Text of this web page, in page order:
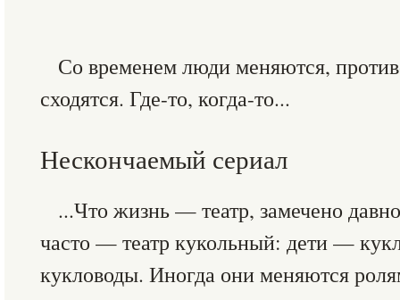
Со временем люди меняются,
сходятся. Где-то, когда-то...
Нескончаемый сериал
...Что жизнь — театр, замечено
часто — театр кукольный: дети —
кукловоды. Иногда они меняются